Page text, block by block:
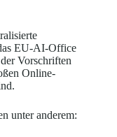
EU-AI-Office
Vorschriften
Online-
unter anderem: